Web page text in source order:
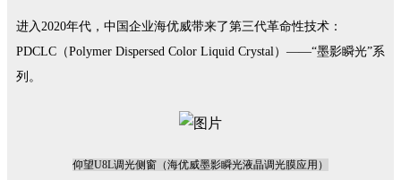
进入2020年代，中国企业海优威带来了第三代革命性技术：
PDCLC（Polymer Dispersed Color Liquid Crystal）——“墨影瞬光”系
列。
仰望U8L调光侧窗（海优威墨影瞬光液晶调光膜应用）